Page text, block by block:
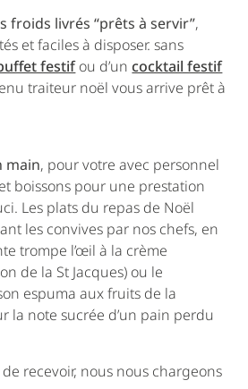
froids livrés “prêts à servir”,
et faciles à disposer. sans
festifou d’uncocktail festif
traiteur noël vous arrive prêt à
main, pour votre avec personnel
boissons pour une prestation
Les plats du repas de Noël
les convives par nos chefs, en
trompe l’œil à la crème
de la St Jacques) ou le
espuma aux fruits de la
la note sucrée d’un pain perdu
recevoir, nous nous chargeons